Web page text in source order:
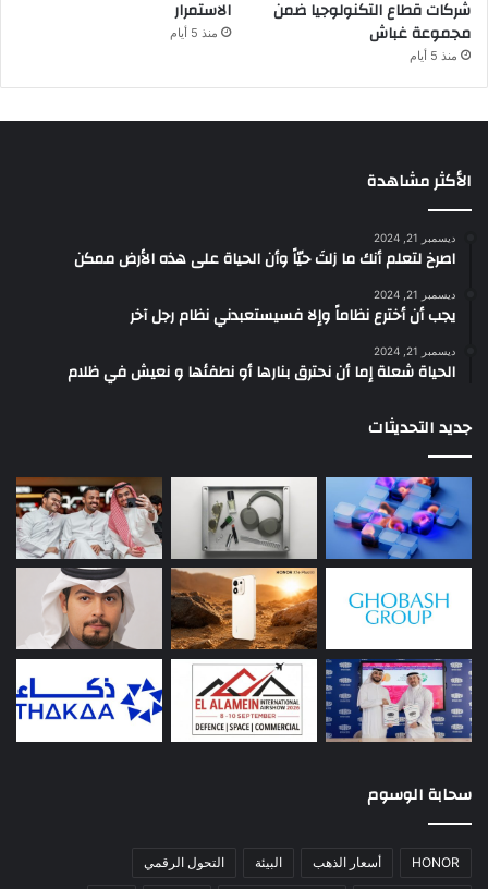
شركات قطاع التكنولوجيا ضمن
مجموعة غباش
منذ 5 أيام
الاستمرار
منذ 5 أيام
الأكثر مشاهدة
ديسمبر 21, 2024
‫اصرخ لتعلم أنك ما زلتَ حيّاً وأن الحياة على هذه الأرض ممكن
ديسمبر 21, 2024
يجب أن أخترع نظاماً وإلا فسيستعبدني نظام رجل آخر
ديسمبر 21, 2024
الحياة شعلة إما أن نحترق بنارها أو نطفئها و نعيش في ظلام
جديد التحديثات
سحابة الوسوم
HONOR أسعار الذهب البيئة التحول الرقمي